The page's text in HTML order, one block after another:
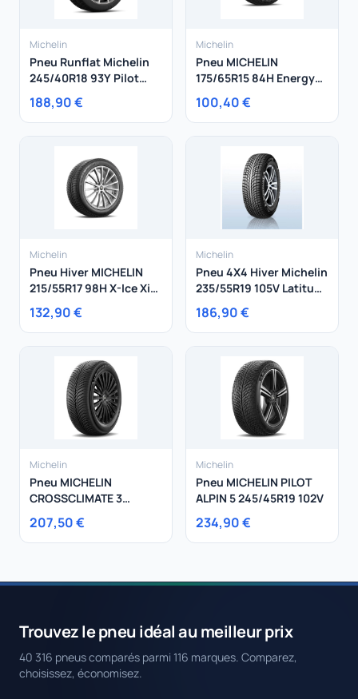
Michelin
Pneu Runflat Michelin
245/40R18 93Y Pilot
Super Sport ZP
188,90 €
Michelin
Pneu MICHELIN
175/65R15 84H Energy
Saver +
100,40 €
Michelin
Pneu Hiver MICHELIN
215/55R17 98H X-Ice Xi3
XL
132,90 €
Michelin
Pneu 4X4 Hiver Michelin
235/55R19 105V Latitude
Alpin 2 La2 XL
186,90 €
Michelin
Pneu MICHELIN
CROSSCLIMATE 3
255/45R18 103Y
207,50 €
Michelin
Pneu MICHELIN PILOT
ALPIN 5 245/45R19 102V
234,90 €
Trouvez le pneu idéal au meilleur prix
40 316 pneus comparés parmi 116 marques. Comparez,
choisissez, économisez.